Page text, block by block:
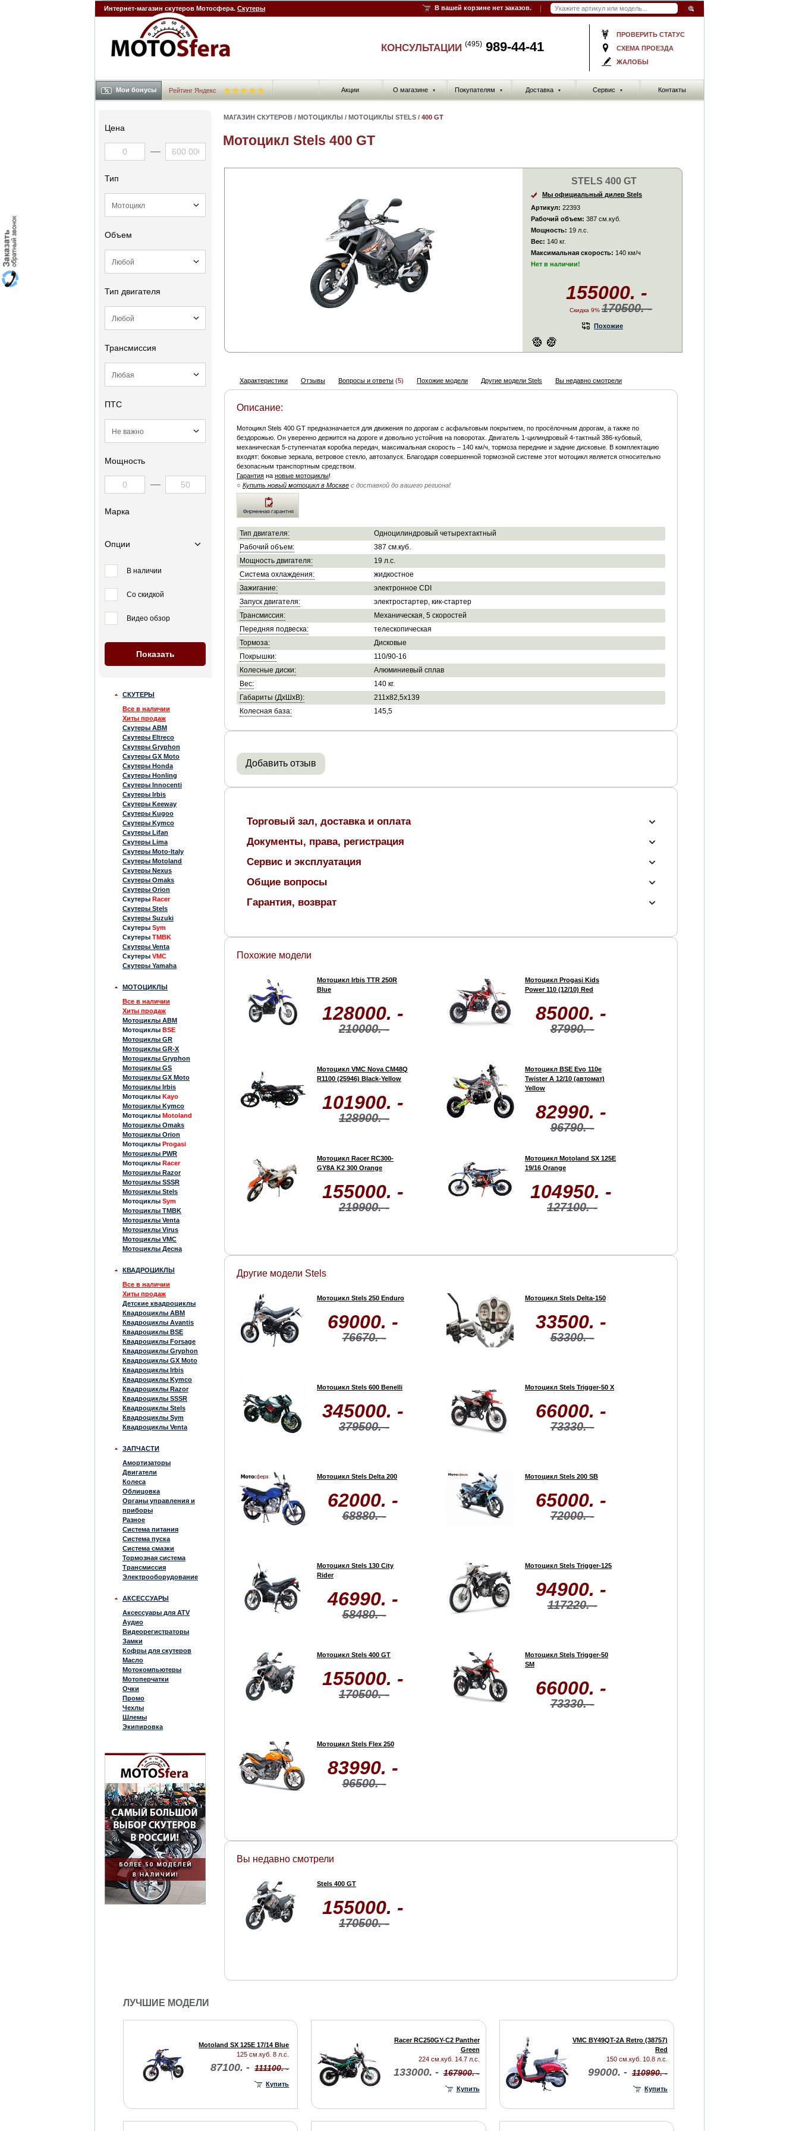
Интернет-магазин скутеров Мотосфера. Скутеры В вашей корзине нет заказов.
ПРОВЕРИТЬ СТАТУС
СХЕМА ПРОЕЗДА
ЖАЛОБЫ
КОНСУЛЬТАЦИИ (495) 989-44-41
Акции О магазине ▼ Покупателям ▼ Доставка ▼ Сервис ▼ Контакты
Мои бонусы Рейтинг Яндекс
Цена
Тип
Объем
Тип двигателя
Трансмиссия
ПТС
Мощность
Марка
Опции
В наличии
Со скидкой
Видео обзор
СКУТЕРЫ
Все в наличии
Хиты продаж
Скутеры ABM
Скутеры Eltreco
Скутеры Gryphon
Скутеры GX Moto
Скутеры Honda
Скутеры Honling
Скутеры Innocenti
Скутеры Irbis
Скутеры Keeway
Скутеры Kugoo
Скутеры Kymco
Скутеры Lifan
Скутеры Lima
Скутеры Moto-Italy
Скутеры Motoland
Скутеры Nexus
Скутеры Omaks
Скутеры Orion
Скутеры Racer
Скутеры Stels
Скутеры Suzuki
Скутеры Sym
Скутеры TMBK
Скутеры Venta
Скутеры VMC
Скутеры Yamaha
МОТОЦИКЛЫ
Все в наличии
Хиты продаж
Мотоциклы ABM
Мотоциклы BSE
Мотоциклы GR
Мотоциклы GR-X
Мотоциклы Gryphon
Мотоциклы GS
Мотоциклы GX Moto
Мотоциклы Irbis
Мотоциклы Kayo
Мотоциклы Kymco
Мотоциклы Motoland
Мотоциклы Omaks
Мотоциклы Orion
Мотоциклы Progasi
Мотоциклы PWR
Мотоциклы Racer
Мотоциклы Razor
Мотоциклы SSSR
Мотоциклы Stels
Мотоциклы Sym
Мотоциклы TMBK
Мотоциклы Venta
Мотоциклы Virus
Мотоциклы VMC
Мотоциклы Десна
КВАДРОЦИКЛЫ
Все в наличии
Хиты продаж
Детские квадроциклы
Квадроциклы ABM
Квадроциклы Avantis
Квадроциклы BSE
Квадроциклы Forsage
Квадроциклы Gryphon
Квадроциклы GX Moto
Квадроциклы Irbis
Квадроциклы Kymco
Квадроциклы Razor
Квадроциклы SSSR
Квадроциклы Stels
Квадроциклы Sym
Квадроциклы Venta
ЗАПЧАСТИ
Амортизаторы
Двигатели
Колеса
Облицовка
Органы управления и
приборы
Разное
Система питания
Система пуска
Система смазки
Тормозная система
Трансмиссия
Электрооборудование
АКСЕССУАРЫ
Аксессуары для ATV
Аудио
Видеорегистраторы
Замки
Кофры для скутеров
Масло
Мотокомпьютеры
Мотоперчатки
Очки
Промо
Чехлы
Шлемы
Экипировка
МАГАЗИН СКУТЕРОВ / МОТОЦИКЛЫ / МОТОЦИКЛЫ STELS / 400 GT
Мотоцикл Stels 400 GT
STELS 400 GT
Мы официальный дилер Stels
Артикул: 22393
Рабочий объем: 387 см.куб.
Мощность: 19 л.с.
Вес: 140 кг.
Максимальная скорость: 140 км/ч
Нет в наличии!
155000. -
Скидка 9% 170500. -
Похожие
Характеристики Отзывы Вопросы и ответы (5) Похожие модели Другие модели Stels Вы недавно смотрели
Описание:
Мотоцикл Stels 400 GT предназначается для движения по дорогам с асфальтовым покрытием, по просёлочным дорогам, а также по
бездорожью. Он уверенно держится на дороге и довольно устойчив на поворотах. Двигатель 1-цилиндровый 4-тактный 386-кубовый,
механическая 5-ступенчатая коробка передач, максимальная скорость – 140 км/ч, тормоза передние и задние дисковые. В комплектацию
входят: боковые зеркала, ветровое стекло, автозапуск. Благодаря совершенной тормозной системе этот мотоцикл является относительно
безопасным транспортным средством.
Гарантия на новые мотоциклы!
○ Купить новый мотоцикл в Москве с доставкой до вашего региона!
Тип двигателя:
Одноцилиндровый четырехтактный
Рабочий объем:
387 см.куб.
Мощность двигателя:
19 л.с.
Система охлаждения:
жидкостное
Зажигание:
электронное CDI
Запуск двигателя:
электростартер, кик-стартер
Трансмиссия:
Механическая, 5 скоростей
Передняя подвеска:
телескопическая
Тормоза:
Дисковые
Покрышки:
110/90-16
Колесные диски:
Алюминиевый сплав
Вес:
140 кг.
Габариты (ДхШхВ):
211х82,5х139
Колесная база:
145,5
Добавить отзыв
Торговый зал, доставка и оплата
Документы, права, регистрация
Сервис и эксплуатация
Общие вопросы
Гарантия, возврат
Похожие модели
Мотоцикл Irbis TTR 250R
Blue
128000. -
210000. -
Мотоцикл Progasi Kids
Power 110 (12/10) Red
85000. -
87990. -
Мотоцикл VMC Nova CM48Q
R1100 (25946) Black-Yellow
101900. -
128900. -
Мотоцикл BSE Evo 110e
Twister A 12/10 (автомат)
Yellow
82990. -
96790. -
Мотоцикл Racer RC300-
GY8A K2 300 Orange
155000. -
219900. -
Мотоцикл Motoland SX 125E
19/16 Orange
104950. -
127100. -
Другие модели Stels
Мотоцикл Stels 250 Enduro
69000. -
76670. -
Мотоцикл Stels Delta-150
33500. -
53300. -
Мотоцикл Stels 600 Benelli
345000. -
379500. -
Мотоцикл Stels Trigger-50 X
66000. -
73330. -
Мотоцикл Stels Delta 200
62000. -
68880. -
Мотоцикл Stels 200 SB
65000. -
72000. -
Мотоцикл Stels 130 City
Rider
46990. -
58480. -
Мотоцикл Stels Trigger-125
94900. -
117220. -
Мотоцикл Stels 400 GT
155000. -
170500. -
Мотоцикл Stels Trigger-50
SM
66000. -
73330. -
Мотоцикл Stels Flex 250
83990. -
96500. -
Вы недавно смотрели
Stels 400 GT
155000. -
170500. -
ЛУЧШИЕ МОДЕЛИ
Motoland SX 125E 17/14 Blue
125 см.куб. 8 л.с.
87100. - 111100. -
Купить
Racer RC250GY-C2 Panther
Green
224 см.куб. 14.7 л.с.
133000. - 167900. -
Купить
VMC BY49QT-2A Retro (38757)
Red
150 см.куб. 10.8 л.с.
99000. - 110990. -
Купить